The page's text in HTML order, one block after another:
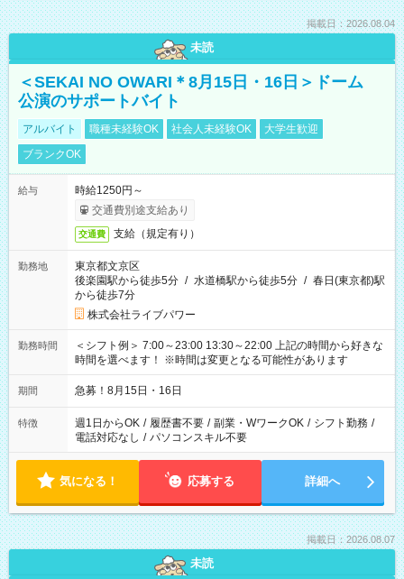
掲載日：2026.08.04
未読
＜SEKAI NO OWARI＊8月15日・16日＞ドーム
公演のサポートバイト
アルバイト 職種未経験OK 社会人未経験OK
大学生歓迎
ブランクOK
給与
時給1250円～
交通費別途支給あり
交通費 支給（規定有り）
勤務地
東京都文京区
後楽園駅から徒歩5分 / 水道橋駅から徒歩5分 / 春日(東京都)駅
から徒歩7分
株式会社ライブパワー
勤務時間
＜シフト例＞ 7:00～23:00 13:30～22:00 上記の時間から好きな
時間を選べます！ ※時間は変更となる可能性があります
期間 急募！8月15日・16日
特徴 週1日からOK / 履歴書不要 / 副業・WワークOK / シフト勤務 /
電話対応なし / パソコンスキル不要
気になる！ 応募する 詳細へ
掲載日：2026.08.07
未読